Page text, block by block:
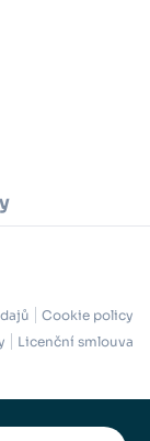
Cookie policy
Licenční smlouva